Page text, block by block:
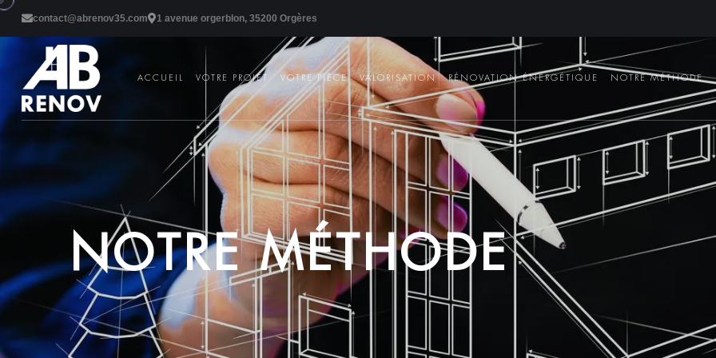
contact@abrenov35.com 1 avenue orgerblon, 35200 Orgères
ACCUEIL VOTRE PROJET VOTRE PIÈCE VALORISATION RÉNOVATION ÉNERGÉTIQUE NOTRE MÉTHODE
NOTRE MÉTHODE